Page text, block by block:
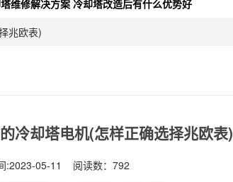
维修解决方案 冷却塔改造后有什么优势好
兆欧表)
冷却塔电机(怎样正确选择兆欧表)
:2023-05-11 阅读数：792